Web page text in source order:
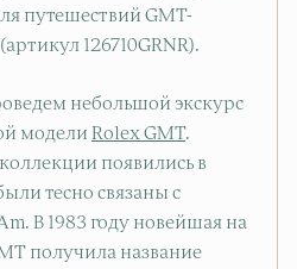
путешествий GMT-
126710GRNR).
небольшой экскурс
модели Rolex GMT.
появились в
тесно связаны с
В 1983 году новейшая на
получила название